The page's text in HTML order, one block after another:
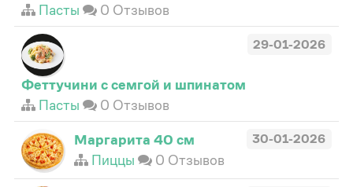
Пасты
0 Отзывов
29-01-2026
Феттучини с семгой и шпинатом
Пасты
0 Отзывов
30-01-2026
Маргарита 40 см
Пиццы
0 Отзывов